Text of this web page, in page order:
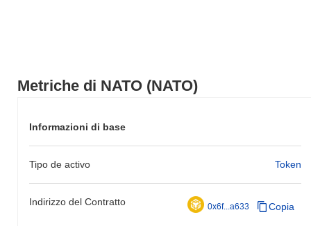
Metriche di NATO (NATO)
Informazioni di base
Tipo de activo Token
Indirizzo del Contratto 0x6f...a633 Copia